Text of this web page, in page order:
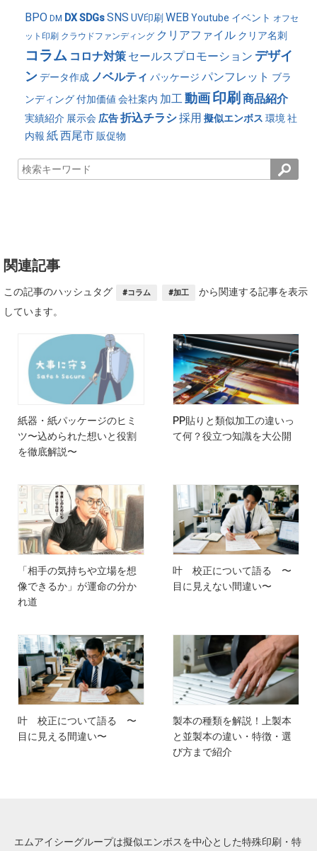
BPO DM DXSDGsSNS UV印刷 WEB Youtube イベント オフセ
ット印刷 クラウドファンディング クリアファイル クリア名刺
コラム コロナ対策 セールスプロモーション デザイ
ンデータ作成 ノベルティ パッケージ パンフレット ブラ
ンディング付加価値 会社案内 加工動画印刷 商品紹介
実績紹介 展示会 広告折込チラシ採用 擬似エンボス 環境社
内報 紙西尾市販促物
関連記事
この記事のハッシュタグ #コラム #加工
から関連する記事を表示
しています。
紙器・紙パッケージのヒミ
ツ〜込められた想いと役割
を徹底解説〜
PP貼りと類似加工の違いっ
て何？役立つ知識を大公開
「相手の気持ちや立場を想
像できるか」が運命の分か
れ道
叶 校正について語る 〜
目に見えない間違い〜
叶 校正について語る 〜
目に見える間違い〜
製本の種類を解説！上製本
と並製本の違い・特徴・選
び方まで紹介
エムアイシーグループは擬似エンボスを中心とした特殊印刷・特